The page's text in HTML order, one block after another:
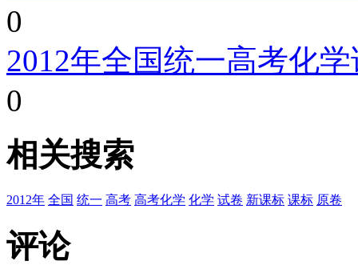
0
2012年全国统一高考化
0
相关搜索
2012年 全国 统一 高考 高考化学 化学 试卷 新课标 课标 原卷
评论